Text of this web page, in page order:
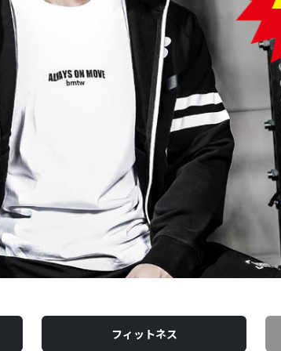
フィットネス